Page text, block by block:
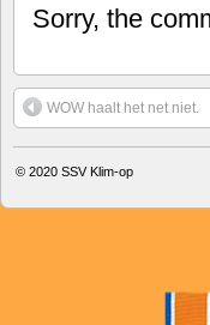
Sorry, the
WOW haalt het net niet.
© 2020 SSV Klim-op